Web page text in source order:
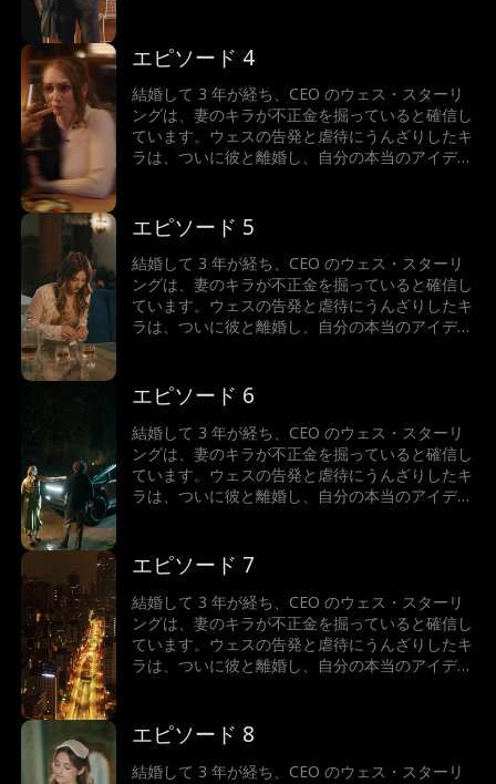
き、ウェスはどうするでしょうか？キラは彼にお
金を支払わせることができるでしょうか...それと
ももう一度彼に恋をしてしまうのでしょうか?
エピソード 4
結婚して 3 年が経ち、CEO のウェス・スターリ
ングは、妻のキラが不正金を掘っていると確信し
ています。ウェスの告発と虐待にうんざりしたキ
ラは、ついに彼と離婚し、自分の本当のアイデン
き、ウェスはどうするでしょうか？キラは彼にお
金を支払わせることができるでしょうか...それと
ももう一度彼に恋をしてしまうのでしょうか?
エピソード 5
結婚して 3 年が経ち、CEO のウェス・スターリ
ングは、妻のキラが不正金を掘っていると確信し
ています。ウェスの告発と虐待にうんざりしたキ
ラは、ついに彼と離婚し、自分の本当のアイデン
き、ウェスはどうするでしょうか？キラは彼にお
金を支払わせることができるでしょうか...それと
ももう一度彼に恋をしてしまうのでしょうか?
エピソード 6
結婚して 3 年が経ち、CEO のウェス・スターリ
ングは、妻のキラが不正金を掘っていると確信し
ています。ウェスの告発と虐待にうんざりしたキ
ラは、ついに彼と離婚し、自分の本当のアイデン
き、ウェスはどうするでしょうか？キラは彼にお
金を支払わせることができるでしょうか...それと
ももう一度彼に恋をしてしまうのでしょうか?
エピソード 7
結婚して 3 年が経ち、CEO のウェス・スターリ
ングは、妻のキラが不正金を掘っていると確信し
ています。ウェスの告発と虐待にうんざりしたキ
ラは、ついに彼と離婚し、自分の本当のアイデン
き、ウェスはどうするでしょうか？キラは彼にお
金を支払わせることができるでしょうか...それと
ももう一度彼に恋をしてしまうのでしょうか?
エピソード 8
結婚して 3 年が経ち、CEO のウェス・スターリ